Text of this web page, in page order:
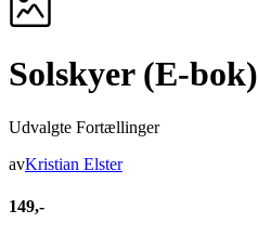
Solskyer (E-bok)
Udvalgte Fortællinger
avKristian Elster
149,-